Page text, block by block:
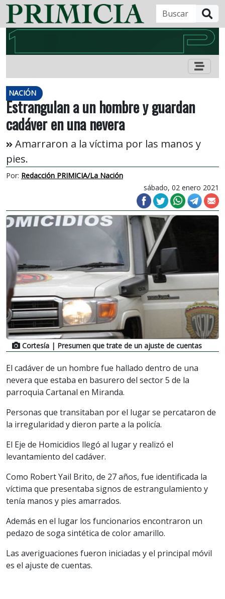
NACIÓN
Estrangulan a un hombre y guardan
cadáver en una nevera
Amarraron a la víctima por las manos y
pies.
Por: Redacción PRIMICIA/La Nación
sábado, 02 enero 2021
Cortesía | Presumen que trate de un ajuste de cuentas
El cadáver de un hombre fue hallado dentro de una
nevera que estaba en basurero del sector 5 de la
parroquia Cartanal en Miranda.
Personas que transitaban por el lugar se percataron de
la irregularidad y dieron parte a la policía.
El Eje de Homicidios llegó al lugar y realizó el
levantamiento del cadáver.
Como Robert Yail Brito, de 27 años, fue identificada la
víctima que presentaba signos de estrangulamiento y
tenía manos y pies amarrados.
Además en el lugar los funcionarios encontraron un
pedazo de soga sintética de color amarillo.
Las averiguaciones fueron iniciadas y el principal móvil
es el ajuste de cuentas.